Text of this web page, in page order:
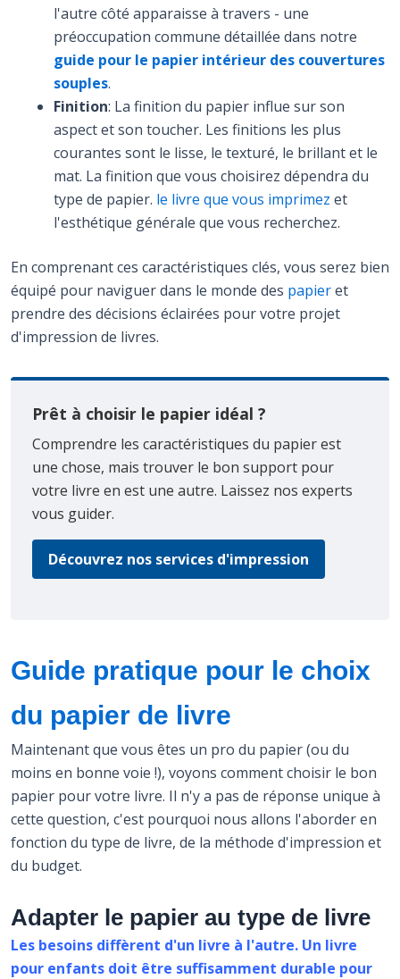
l'autre côté apparaisse à travers - une
préoccupation commune détaillée dans notre
guide pour le papier intérieur des couvertures
souples.
Finition: La finition du papier influe sur son
aspect et son toucher. Les finitions les plus
courantes sont le lisse, le texturé, le brillant et le
mat. La finition que vous choisirez dépendra du
type de papier. le livre que vous imprimez et
l'esthétique générale que vous recherchez.
En comprenant ces caractéristiques clés, vous serez bien
équipé pour naviguer dans le monde des papieret
prendre des décisions éclairées pour votre projet
d'impression de livres.
Prêt à choisir le papier idéal ?
Comprendre les caractéristiques du papier est
une chose, mais trouver le bon support pour
votre livre en est une autre. Laissez nos experts
vous guider.
Découvrez nos services d'impression
Guide pratique pour le choix
du papier de livre
Maintenant que vous êtes un pro du papier (ou du
moins en bonne voie !), voyons comment choisir le bon
papier pour votre livre. Il n'y a pas de réponse unique à
cette question, c'est pourquoi nous allons l'aborder en
fonction du type de livre, de la méthode d'impression et
du budget.
Adapter le papier au type de livre
Les besoins diffèrent d'un livre à l'autre. Un livre
pour enfants doit être suffisamment durable pour